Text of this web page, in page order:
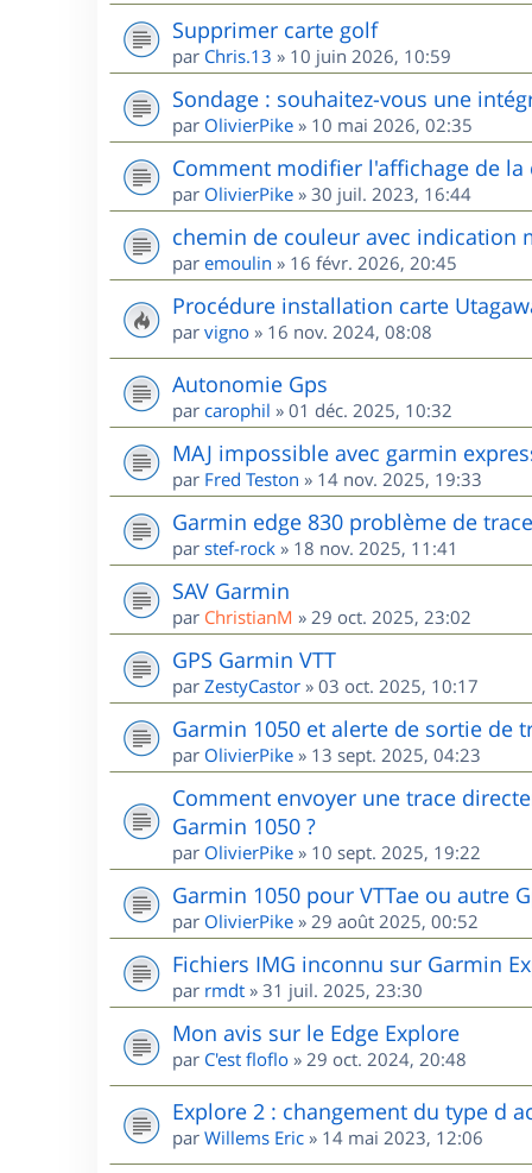
Supprimer carte golf
par Chris.13 » 10 juin 2026, 10:59
Sondage : souhaitez-vous une
par OlivierPike » 10 mai 2026, 02:35
Comment modifier l'affichage de
par OlivierPike » 30 juil. 2023, 16:44
chemin de couleur avec indication
par emoulin » 16 févr. 2026, 20:45
Procédure installation carte
par vigno » 16 nov. 2024, 08:08
Autonomie Gps
par carophil » 01 déc. 2025, 10:32
MAJ impossible avec garmin
par Fred Teston » 14 nov. 2025, 19:33
Garmin edge 830 problème de
par stef-rock » 18 nov. 2025, 11:41
SAV Garmin
par ChristianM » 29 oct. 2025, 23:02
GPS Garmin VTT
par ZestyCastor » 03 oct. 2025, 10:17
Garmin 1050 et alerte de sortie de
par OlivierPike » 13 sept. 2025, 04:23
Comment envoyer une trace
Garmin 1050 ?
par OlivierPike » 10 sept. 2025, 19:22
Garmin 1050 pour VTTae ou autre
par OlivierPike » 29 août 2025, 00:52
Fichiers IMG inconnu sur Garmin
par rmdt » 31 juil. 2025, 23:30
Mon avis sur le Edge Explore
par C'est floflo » 29 oct. 2024, 20:48
Explore 2 : changement du type d
par Willems Eric » 14 mai 2023, 12:06